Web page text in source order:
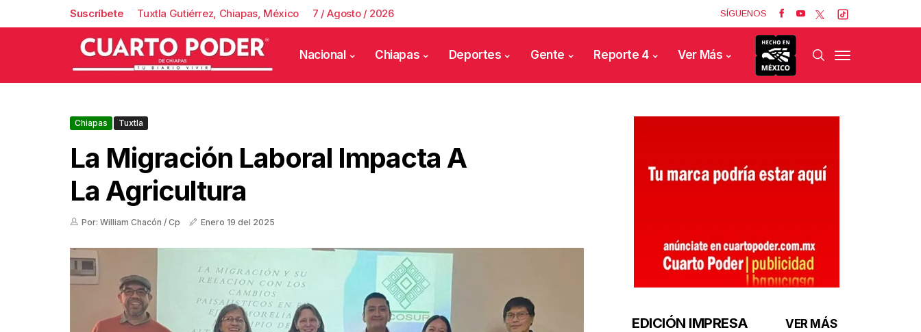
Suscríbete Tuxtla Gutiérrez, Chiapas, México 7 / Agosto / 2026 SÍGUENOS
Nacional Chiapas Deportes Gente Reporte 4 Ver Más
Chiapas Tuxtla
La Migración Laboral Impacta A
La Agricultura
Por: William Chacón / Cp Enero 19 del 2025
EDICIÓN IMPRESA VER MÁS